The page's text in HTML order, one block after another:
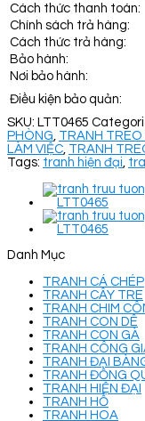
Cách thức thanh toán:
Chính sách trả hàng:
Cách thức trả hàng:
Bảo hành:
Nơi bảo hành:
Điều kiện bảo quản:
SKU: LTT0465
PHÒNG, TRANH TREO
LÀM VIỆC, TRANH
Tags: tranh hiện đại,
Danh Mục
TRANH CÁ CHÉP
TRANH CÂY TRE
TRANH CHIM
TRANH CON DÊ
TRANH CON GÀ
TRANH CÔNG
TRANH ĐẠI
TRANH ĐỒNG
TRANH HIỆN ĐẠI
TRANH HỔ
TRANH HOA